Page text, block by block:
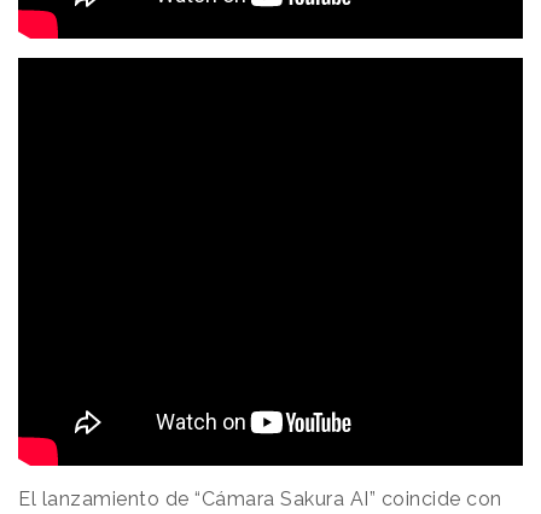
El lanzamiento de “Cámara Sakura AI” coincide con